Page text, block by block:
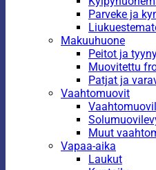
Parveke ja
Makuuhuone
Peitot ja
Muovitettu
Patjat ja
Vaahtomuovit
Muut
Vapaa-aika
Laukut